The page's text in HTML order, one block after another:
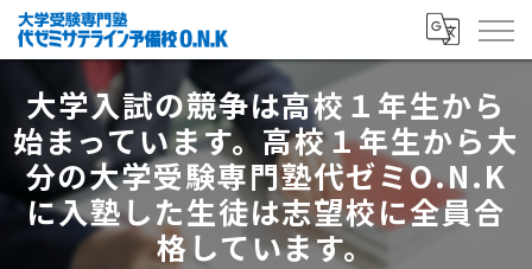
大学入試の競争は高校１年生から
始まっています。高校１年生から大
分の大学受験専門塾代ゼミO.N.K
に入塾した生徒は志望校に全員合
格しています。